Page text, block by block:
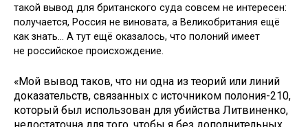
такой вывод для британского суда совсем не интересен:
получается, Россия не виновата, а Великобритания ещё
как знать… А тут ещё оказалось, что полоний имеет
не российское происхождение.
«Мой вывод таков, что ни одна из теорий или линий
доказательств, связанных с источником полония-210,
который был использован для убийства Литвиненко,